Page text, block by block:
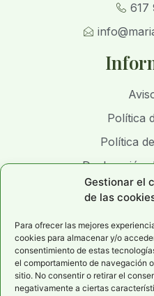
Gestionar el
de las
Para ofrecer las mejores
cookies para almacenar y/o
consentimiento de estas
el comportamiento de navegación
sitio. No consentir o retirar el
negativamente a ciertas
617
Política
Política
Declaración